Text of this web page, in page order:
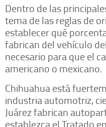
Dentro de las
tema de las reglas de
establecer qué
fabrican del vehículo
necesario para que el
americano o mexicano.
Chihuahua está
industria automotriz,
Juárez fabrican
establezca el Tratado